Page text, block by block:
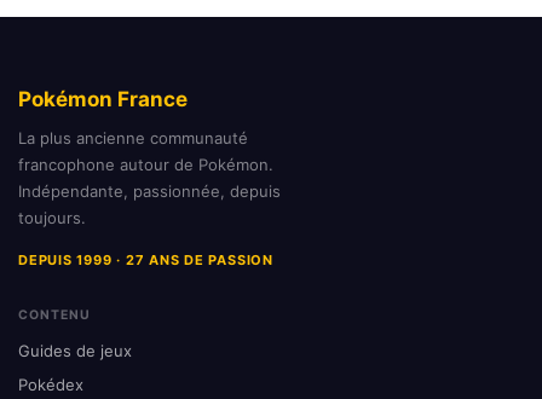
Pokémon France
La plus ancienne communauté
francophone autour de Pokémon.
Indépendante, passionnée, depuis
toujours.
DEPUIS 1999 · 27 ANS DE PASSION
CONTENU
Guides de jeux
Pokédex